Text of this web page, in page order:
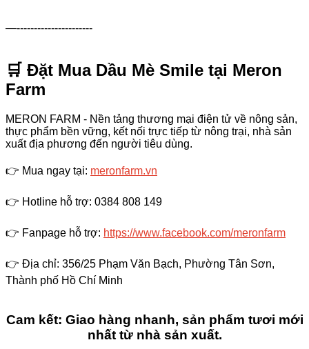
—----------------------
🛒 Đặt Mua Dầu Mè Smile tại Meron
Farm
MERON FARM - Nền tảng thương mại điện tử về nông sản,
thực phẩm bền vững, kết nối trực tiếp từ nông trại, nhà sản
xuất địa phương đến người tiêu dùng.
👉 Mua ngay tại: meronfarm.vn
👉 Hotline hỗ trợ: 0384 808 149
👉 Fanpage hỗ trợ: https://www.facebook.com/meronfarm
👉 Địa chỉ: 356/25 Phạm Văn Bạch, Phường Tân Sơn,
Thành phố Hồ Chí Minh
Cam kết: Giao hàng nhanh, sản phẩm tươi mới
nhất từ nhà sản xuất.